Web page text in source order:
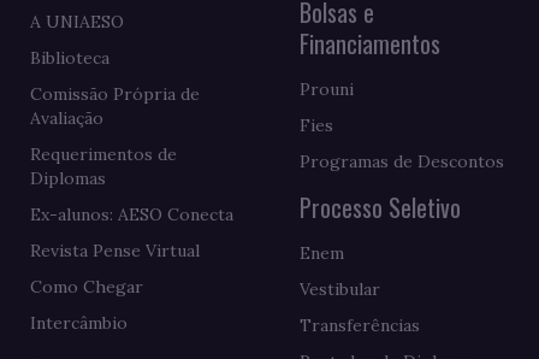
A UNIAESO
Biblioteca
Comissão Própria de
Avaliação
Requerimentos de
Diplomas
Ex-alunos: AESO Conecta
Revista Pense Virtual
Como Chegar
Intercâmbio
Bolsas e
Financiamentos
Prouni
Fies
Programas de Descontos
Processo Seletivo
Enem
Vestibular
Transferências